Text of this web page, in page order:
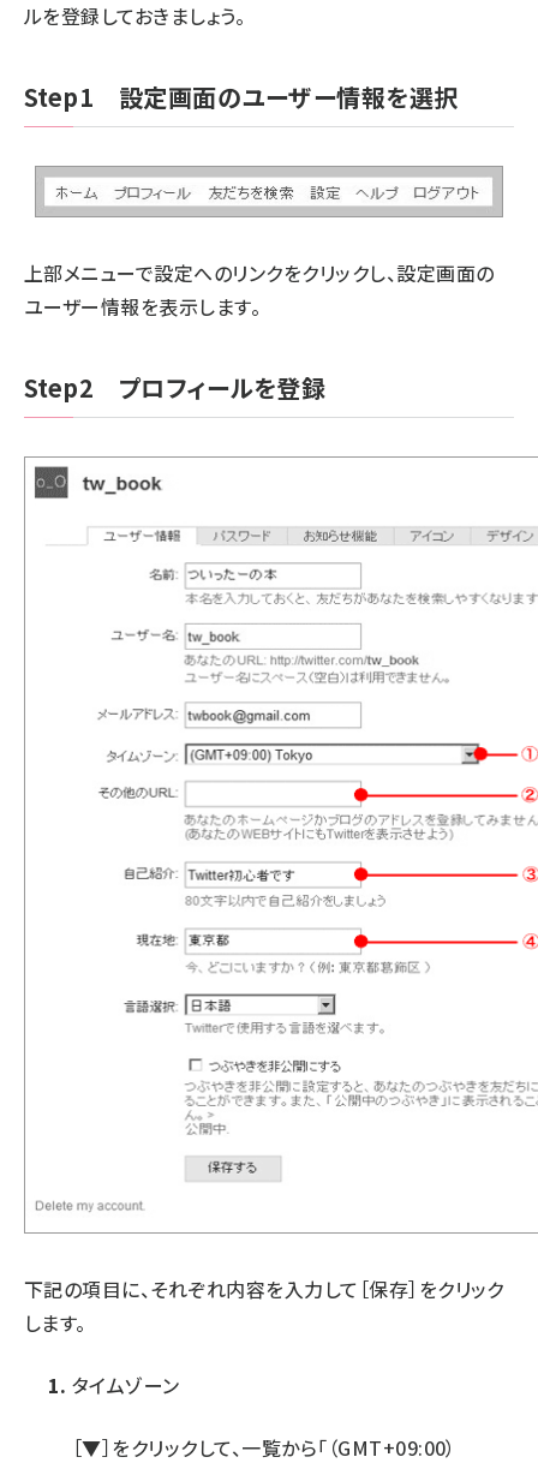
ルを登録しておきましょう。
Step1 設定画面のユーザー情報を選択
上部メニューで設定へのリンクをクリックし、設定画面の
ユーザー情報を表示します。
Step2 プロフィールを登録
下記の項目に、それぞれ内容を入力して［保存］をクリック
します。
タイムゾーン
［▼］をクリックして、一覧から「（GMT+09:00）